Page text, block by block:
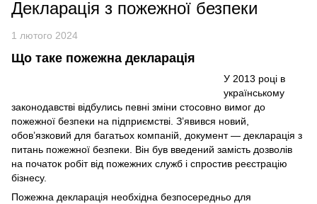
Декларація з пожежної безпеки
1 лютого 2024
Що таке пожежна декларація
У 2013 році в
українському
законодавстві відбулись певні зміни стосовно вимог до
пожежної безпеки на підприємстві. З’явився новий,
обов’язковий для багатьох компаній, документ — декларація з
питань пожежної безпеки. Він був введений замість дозволів
на початок робіт від пожежних служб і спростив реєстрацію
бізнесу.
Пожежна декларація необхідна безпосередньо для